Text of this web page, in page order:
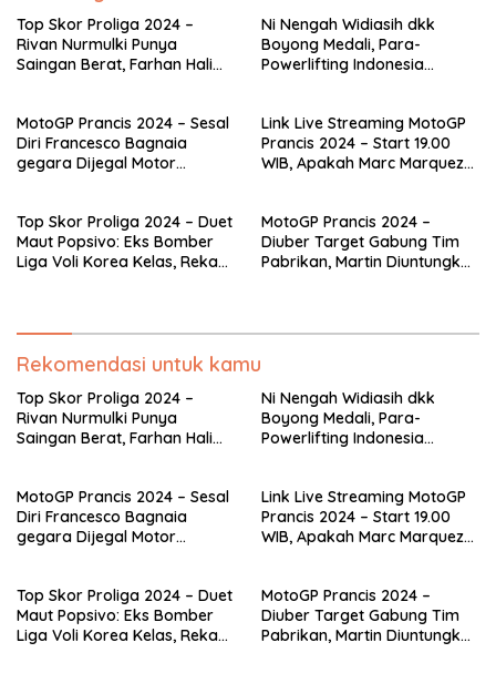
Top Skor Proliga 2024 –
Rivan Nurmulki Punya
Saingan Berat, Farhan Halim
Ni Nengah Widiasih dkk
Boyong Medali, Para-
Powerlifting Indonesia
MotoGP Prancis 2024 – Sesal
Diri Francesco Bagnaia
gegara Dijegal Motor
Link Live Streaming MotoGP
Prancis 2024 – Start 19.00
WIB, Apakah Marc Marquez
Top Skor Proliga 2024 – Duet
Maut Popsivo: Eks Bomber
Liga Voli Korea Kelas, Rekan
MotoGP Prancis 2024 –
Diuber Target Gabung Tim
Pabrikan, Martin Diuntungkan
Rekomendasi untuk kamu
Top Skor Proliga 2024 –
Rivan Nurmulki Punya
Saingan Berat, Farhan Halim
Ni Nengah Widiasih dkk
Boyong Medali, Para-
Powerlifting Indonesia
MotoGP Prancis 2024 – Sesal
Diri Francesco Bagnaia
gegara Dijegal Motor
Link Live Streaming MotoGP
Prancis 2024 – Start 19.00
WIB, Apakah Marc Marquez
Top Skor Proliga 2024 – Duet
Maut Popsivo: Eks Bomber
Liga Voli Korea Kelas, Rekan
MotoGP Prancis 2024 –
Diuber Target Gabung Tim
Pabrikan, Martin Diuntungkan